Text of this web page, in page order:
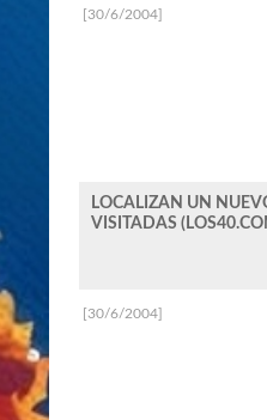
LOCALIZAN UN
VISITADAS
[30/6/2004]
[30/6/2004]